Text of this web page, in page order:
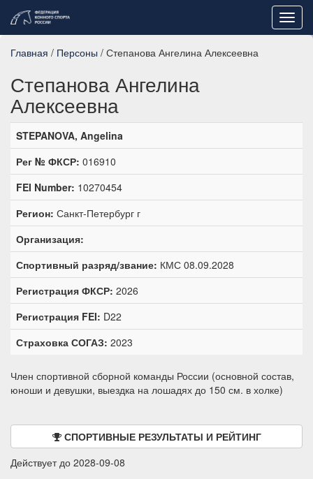
Главная / Персоны / Степанова Ангелина Алексеевна
Степанова Ангелина
Алексеевна
STEPANOVA, Angelina
Рег № ФКСР: 016910
FEI Number: 10270454
Регион: Санкт-Петербург г
Организация:
Спортивный разряд/звание: КМС 08.09.2028
Регистрация ФКСР: 2026
Регистрация FEI: D22
Страховка СОГАЗ: 2023
Член спортивной сборной команды России (основной состав,
юноши и девушки, выездка на лошадях до 150 см. в холке)
СПОРТИВНЫЕ РЕЗУЛЬТАТЫ И РЕЙТИНГ
Действует до 2028-09-08